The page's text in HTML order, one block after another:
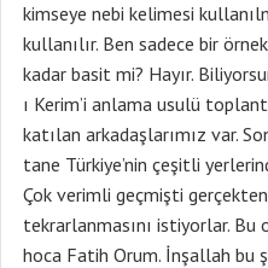
kimseye nebi kelimesi
kullanılır. Ben sadece bir
kadar basit mi? Hayır.
ı Kerim’i anlama usulü
katılan arkadaşlarımız var.
tane Türkiye’nin çeşitli
Çok verimli geçmişti
tekrarlanmasını istiyorlar.
hoca Fatih Orum. İnşallah bu